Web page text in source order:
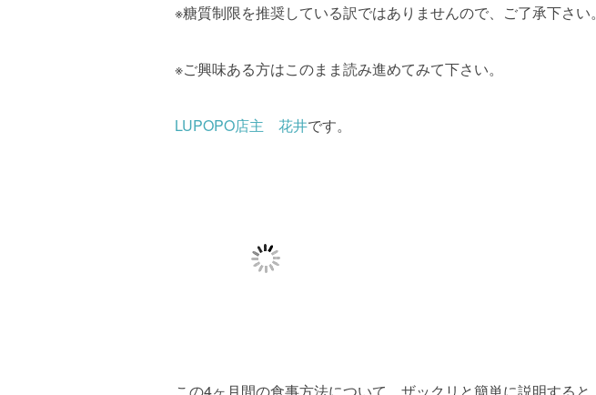
※糖質制限を推奨している訳ではありませんので、ご了承下さい。
※ご興味ある方はこのまま読み進めてみて下さい。
LUPOPO店主 花井です。
この4ヶ月間の食事方法について、ザックリと簡単に説明すると、